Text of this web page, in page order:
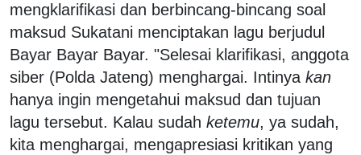
mengklarifikasi dan berbincang-bincang soal
maksud Sukatani menciptakan lagu berjudul
Bayar Bayar Bayar. "Selesai klarifikasi, anggota
siber (Polda Jateng) menghargai. Intinya kan
hanya ingin mengetahui maksud dan tujuan
lagu tersebut. Kalau sudah ketemu, ya sudah,
kita menghargai, mengapresiasi kritikan yang